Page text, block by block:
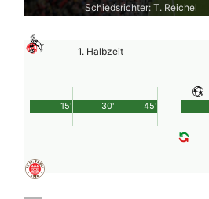
Schiedsrichter: T. Reichel
1. Halbzeit
45'
15' 30'